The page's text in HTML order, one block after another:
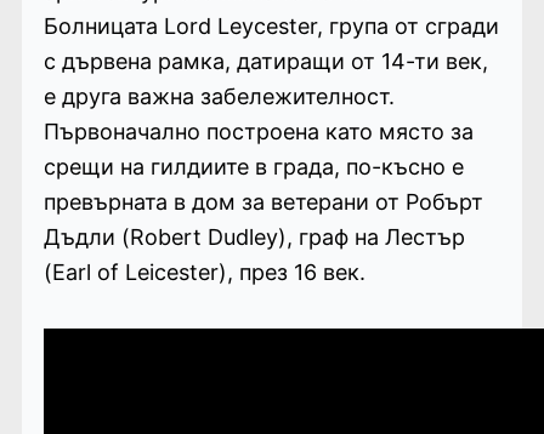
Болницата Lord Leycester, група от сгради
с дървена рамка, датиращи от 14-ти век,
е друга важна забележителност.
Първоначално построена като място за
срещи на гилдиите в града, по-късно е
превърната в дом за ветерани от Робърт
Дъдли (Robert Dudley), граф на Лестър
(Earl of Leicester), през 16 век.